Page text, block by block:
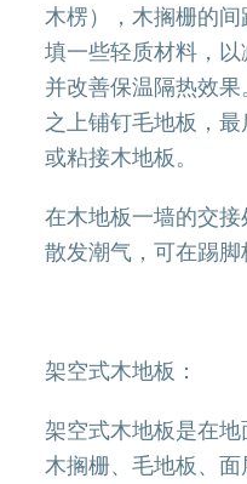
木楞），木搁栅的
填一些轻质材料，以
并改善保温隔热效
之上铺钉毛地板，
或粘接木地板。
在木地板一墙的交
散发潮气，可在踢脚
架空式木地板：
架空式木地板是在
木搁栅、毛地板、